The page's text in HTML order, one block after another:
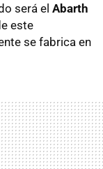
será el Abarth
este
se fabrica en